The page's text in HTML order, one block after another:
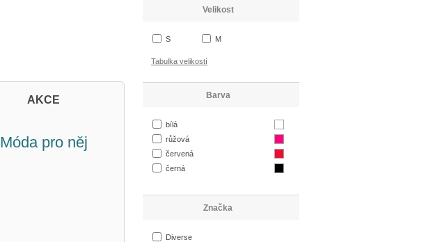
AKCE
Móda pro něj
Velikost
S M
Tabulka velikostí
Barva
bílá
růžová
červená
černá
Značka
Diverse